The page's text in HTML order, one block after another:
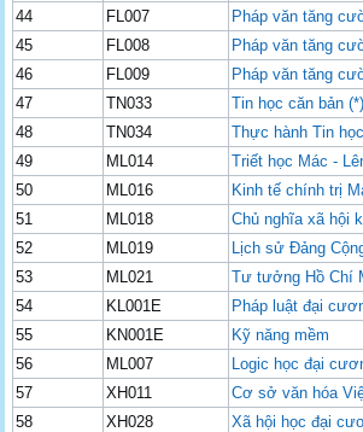
44
FL007
Pháp văn tăng
45
FL008
Pháp văn tăng
46
FL009
Pháp văn tăng
47
TN033
Tin học căn bản (*)
48
TN034
Thực hành Tin
49
ML014
Triết học Mác -
50
ML016
Kinh tế chính trị
51
ML018
Chủ nghĩa xã hội
52
ML019
Lịch sử Đảng
53
ML021
Tư tưởng Hồ Chí
54
KL001E
Pháp luật đại
55
KN001E
Kỹ năng mềm
56
ML007
Logic học đại
57
XH011
Cơ sở văn hóa
58
XH028
Xã hội học đại